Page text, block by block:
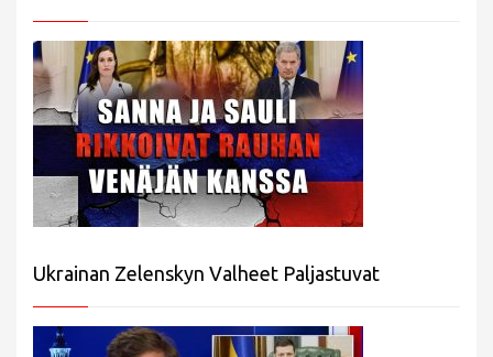
Ukrainan Zelenskyn Valheet Paljastuvat